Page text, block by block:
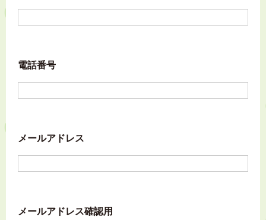
電話番号
メールアドレス
メールアドレス確認用